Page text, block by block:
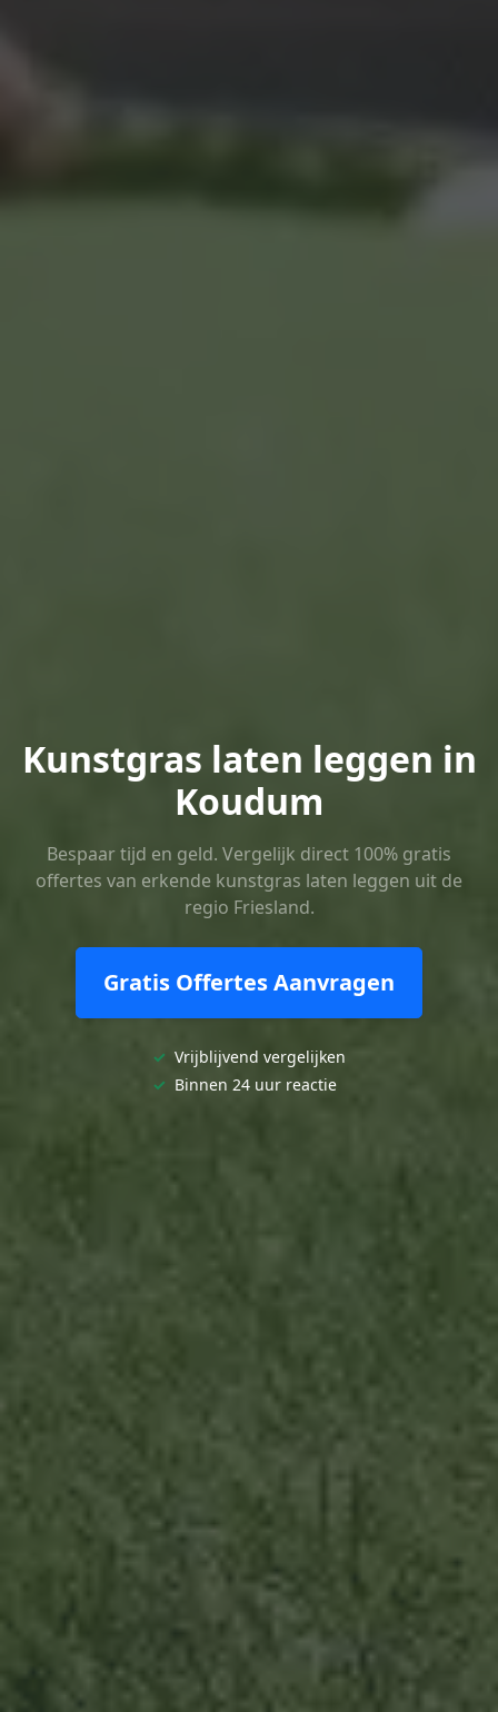
Kunstgras laten leggen in
Koudum
Bespaar tijd en geld. Vergelijk direct 100% gratis
offertes van erkende kunstgras laten leggen uit de
regio Friesland.
Gratis Offertes Aanvragen
✓ Vrijblijvend vergelijken
✓ Binnen 24 uur reactie